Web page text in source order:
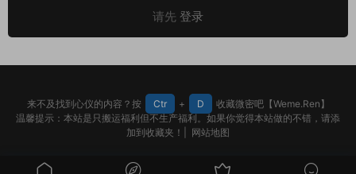
请先 登录
来不及找到心仪的内容？按 Ctr + D
收藏微密吧【Weme.Ren】
温馨提示：本站是只搬运福利但不生产福利。如果你觉得本站做的不错，请添
加到收藏夹！| 网站地图